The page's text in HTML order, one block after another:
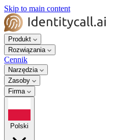
Skip to main content
Produkt
Rozwiązania
Cennik
Narzędzia
Zasoby
Firma
Polski